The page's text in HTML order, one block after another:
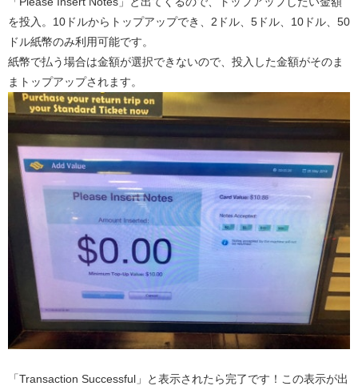
を投入。10ドルからトップアップでき、2ドル、5ドル、10ドル、50
ドル紙幣のみ利用可能です。
紙幣で払う場合は金額が選択できないので、投入した金額がそのま
まトップアップされます。
「Transaction Successful」と表示されたら完了です！この表示が出